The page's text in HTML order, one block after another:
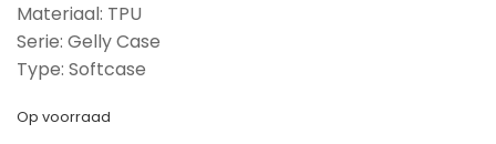
Materiaal: TPU
Serie: Gelly Case
Type: Softcase
Op voorraad